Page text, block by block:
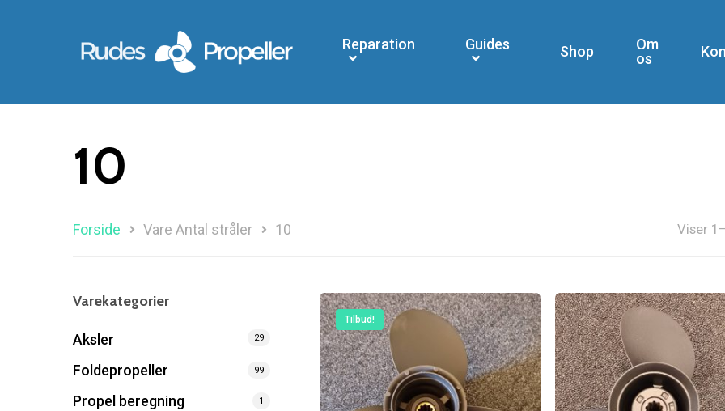
Reparation Guides Shop
Om
os
10
Viser
Forside Vare Antal stråler 10
Varekategorier
Aksler 29
Foldepropeller 99
Propel beregning 1
Tilbud!